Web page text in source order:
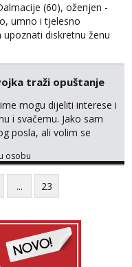
(60), oženjen -
umno i tjelesno
diskretnu ženu
razigranost, neovisno
statusu i tzv. moralu. Na
i svojim srcem
nježnost i strast.
traži opuštanje
mogu dijeliti interese i
i svačemu. Jako sam
posla, ali volim se
pa da se nemoram
;) Klikni na link
cekam te!
osobu
... 23